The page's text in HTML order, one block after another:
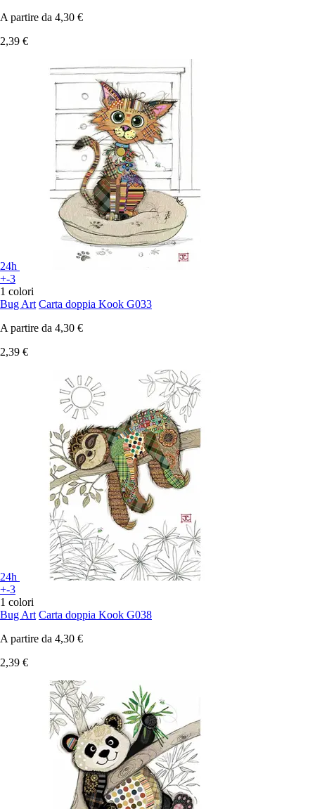
A partire da 4,30 €
2,39 €
24h
+-3
1 colori
Bug Art Carta doppia Kook G033
A partire da 4,30 €
2,39 €
24h
+-3
1 colori
Bug Art Carta doppia Kook G038
A partire da 4,30 €
2,39 €